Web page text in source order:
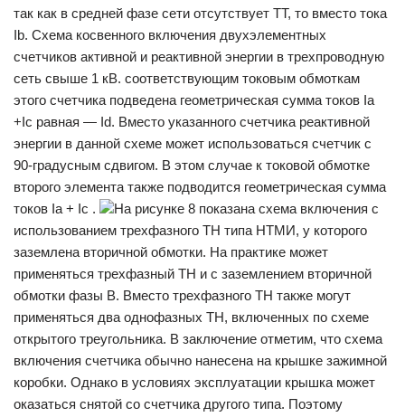
так как в средней фазе сети отсутствует ТТ, то вместо тока
Ib. Схема косвенного включения двухэлементных
счетчиков активной и реактивной энергии в трехпроводную
сеть свыше 1 кВ. соответствующим токовым обмоткам
этого счетчика подведена геометрическая сумма токов Ia
+Ic равная — Id. Вместо указанного счетчика реактивной
энергии в данной схеме может использоваться счетчик с
90-градусным сдвигом. В этом случае к токовой обмотке
второго элемента также подводится геометрическая сумма
токов Ia + Ic .
На рисунке 8 показана схема включения с
использованием трехфазного ТН типа НТМИ, у которого
заземлена вторичной обмотки. На практике может
применяться трехфазный ТН и с заземлением вторичной
обмотки фазы В. Вместо трехфазного ТН также могут
применяться два однофазных ТН, включенных по схеме
открытого треугольника. В заключение отметим, что схема
включения счетчика обычно нанесена на крышке зажимной
коробки. Однако в условиях эксплуатации крышка может
оказаться снятой со счетчика другого типа. Поэтому